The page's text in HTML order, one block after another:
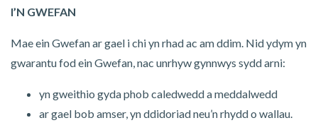
I’N GWEFAN
Mae ein Gwefan ar gael i chi yn rhad ac am ddim. Nid ydym yn
gwarantu fod ein Gwefan, nac unrhyw gynnwys sydd arni:
yn gweithio gyda phob caledwedd a meddalwedd
ar gael bob amser, yn ddidoriad neu’n rhydd o wallau.